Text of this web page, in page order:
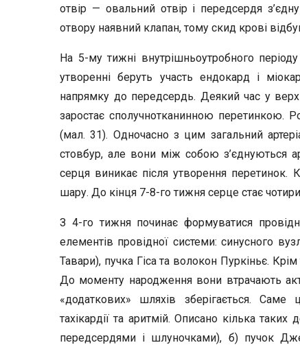
отвір — овальний отвір і передсердя
отвору наявний клапан, тому скид крові
На 5-му тижні внутрішньоутробного
утворенні беруть участь ендокард і
напрямку до передсердь. Деякий час у
заростає сполучнотканинною перетинкою.
(мал. 31). Одночасно з цим загальний
стовбур, але вони між собою з’єднуються
серця виникає після утворення перетинок.
шару. До кінця 7-8-го тижня серце стає
З 4-го тижня починає формуватися
елементів провідної системи: синусного
Тавари), пучка Гіса та волокон Пуркіньє.
До моменту народження вони втрачають
«додаткових» шляхів зберігається.
тахікардії та аритмій. Описано кілька
передсердями і шлуночками), б) пучок